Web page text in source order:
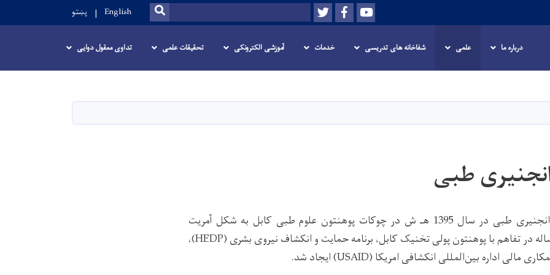
content
Youtube
Facebook
Twitter
Search
SEARCH
English پښتو
درباره ما علمی شفاخانه های تدریسی خدمات آموزشی الکترونکی تحقیقات علمی تداوی معقول دوایی
طبی
دیپارتمنت تکنالوژی انجنیری طبی در سال 1395 هـ ش در چوکات پوهنتون علوم طبی کابل به شکل آمریت
کمیونتی کالج دونیم ساله در تفاهم با پوهنتون پولی تخنیک کابل، برنامه حمایت و انکشاف نیروی بشری (HEDP)،